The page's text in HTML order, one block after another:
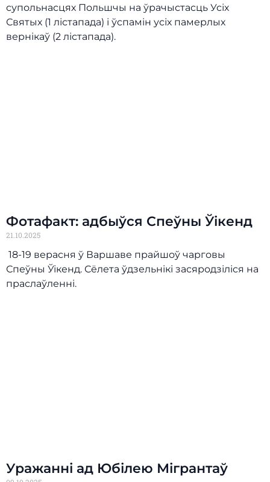
супольнасцях Польшчы на ўрачыстасць Усіх
Святых (1 лістапада) і ўспамін усіх памерлых
вернікаў (2 лістапада).
Фотафакт: адбыўся Спеўны Ўікенд
21.10.2025
18-19 верасня ў Варшаве прайшоў чарговы
Спеўны Ўікенд. Сёлета ўдзельнікі засяродзіліся на
праслаўленні.
Уражанні ад Юбілею Мігрантаў